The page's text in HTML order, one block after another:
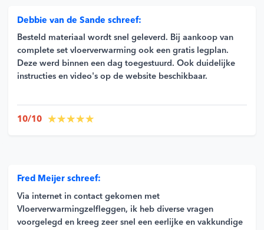
Debbie van de Sande schreef:
Besteld materiaal wordt snel geleverd. Bij aankoop van
complete set vloerverwarming ook een gratis legplan.
Deze werd binnen een dag toegestuurd. Ook duidelijke
instructies en video's op de website beschikbaar.
10/10
Fred Meijer schreef:
Via internet in contact gekomen met
Vloerverwarmingzelfleggen, ik heb diverse vragen
voorgelegd en kreeg zeer snel een eerlijke en vakkundige